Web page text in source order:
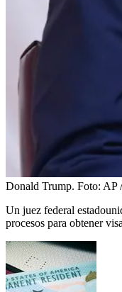
Donald Trump. Foto: AP
Un juez federal
procesos para obtener